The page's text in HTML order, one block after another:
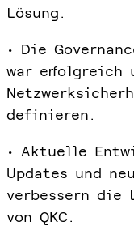
Lösung.
• Die
war erfolgreich
definieren.
• Aktuelle
Updates und
verbessern
von QKC.